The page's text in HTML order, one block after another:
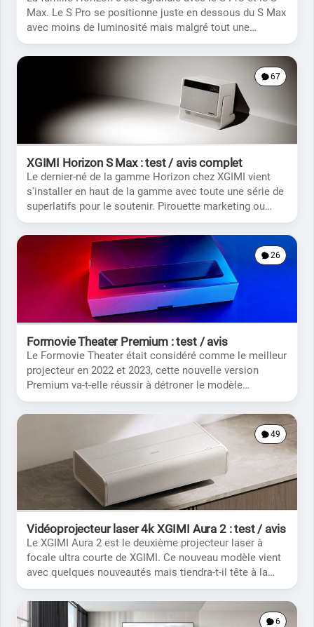
Max. Le S Pro se positionne juste en dessous du S Max
avec moins de luminosité mais malgré tout une
excellente image.
67
XGIMI Horizon S Max : test / avis complet
Le dernier-né de la gamme Horizon chez XGIMI vient
s'installer en haut de la gamme avec toute une série de
superlatifs pour le soutenir. Pirouette marketing ou
vraie nouveauté?
26
Formovie Theater Premium : test / avis
Le Formovie Theater était considéré comme le meilleur
projecteur en 2022 et 2023, cette nouvelle version
Premium va-t-elle réussir à détroner le modèle
précédent?
49
Vidéoprojecteur laser 4k XGIMI Aura 2 : test / avis
Le XGIMI Aura 2 est le deuxième projecteur laser à
focale ultra courte de XGIMI. Ce nouveau modèle vient
avec quelques nouveautés mais tiendra-t-il tête à la
concurrence?
6